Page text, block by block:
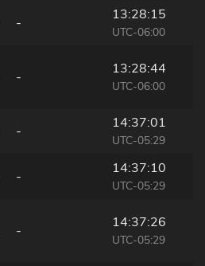
-
13:28:15
UTC-06:00
-
13:28:44
UTC-06:00
-
14:37:01
UTC-05:29
-
14:37:10
UTC-05:29
-
14:37:26
UTC-05:29